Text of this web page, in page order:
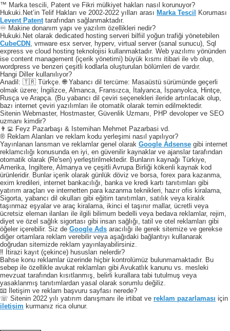
™ Marka tescili, Patent ve Fikri mülkiyet hakları nasıl korunuyor?
Hukuki.Net’in Telif Hakları ve 2002-2022 yılları arası Marka Tescil
Koruması
Levent Patent tarafından sağlanmaktadır.
♾️ Makine donanım yapı ve yazılım özellikleri nedir?
Hukuki.Net olarak dedicated hosting serveri bilfiil yoğun trafiği yönetebilen
CubeCDN
, vmware esx server, hyperv, virtual server (sanal sunucu), Sql
express ve cloud hosting teknolojisi kullanmaktadır. Web yazılımı yönünden
ise content management (içerik yönetimi) büyük kısmı itibari ile vb olup,
wordpress ve benzeri çeşitli kodlarla oluşturulan bölümleri de vardır.
Hangi Diller kullanılıyor?
Anadil: 🇹🇷 Türkçe. 🌐 Yabancı dil tercüme: Masaüstü sürümünde geçerli
olmak üzere; İngilizce, Almanca, Fransızca, İtalyanca, İspanyolca, Hintçe,
Rusça ve Arapça. (Bu yabancı dil çeviri seçenekleri ileride artırılacak olup,
bazı internet çeviri yazılımları ile otomatik olarak temin edilmektedir.
Sitenin Webmaster, Hostmaster, Güvenlik Uzmanı, PHP devoloper ve SEO
uzmanı kimdir?
👨‍💻 Feyz Pazarbaşı & Istemihan Mehmet Pazarbasi vd.
® Reklam Alanları ve reklam kodu yerleşimi nasıl yapılıyor?
Yayınlanan lansman ve reklamlar genel olarak Google Adsense gibi internet
reklamcılığı konusunda en iyi, en güvenilir kaynaklar ve ajanslar tarafından
otomatik olarak (Re'sen) yerleştirilmektedir. Bunların kaynağı Türkiye,
Amerika, Ingiltere, Almanya ve çeşitli Avrupa Birliği kökenli kaynak kod
ürünleridir. Bunlar içerik olarak günlük döviz ve borsa, forex para kazanma,
exim kredileri, internet bankacılığı, banka ve kredi kartı tanıtımları gibi
yatırım araçları ve internetten para kazanma teknikleri, hazır ofis kiralama,
Sigorta, yabancı dil okulları gibi eğitim tanıtımları, satılık veya kiralık
taşınmaz eşyalar ve araç kiralama, ikinci el taşınır mallar, ücretli veya
ücretsiz eleman ilanları ile ilgili bilimum bedelli veya bedava reklamlar, rejim,
diyet ve özel sağlık sigortası gibi insan sağlığı, tatil ve otel reklamları gibi
öğeler içerebilir. Siz de Google Ads aracılığı ile gerek sitemize ve gerekse
diğer ortamlara reklam verebilir veya aşağıdaki bağlantıyı kullanarak
doğrudan sitemizde reklam yayınlayabilirsiniz.
‼️ İtirazi kayıt (çekince) hususları nelerdir?
Bahse konu reklamlar üzerinde hiçbir kontrolümüz bulunmamaktadır. Bu
sebep ile özellikle avukat reklamları gibi Avukatlık kanunu vs. mesleki
mevzuat tarafından kısıtlanmış, belirli kurallara tabi tutulmuş veya
yasaklanmış tanıtımlardan yasal olarak sorumlu değiliz.
📧 İletişim ve reklam başvuru sayfası nerede?
☏ Sitenin 2022 yılı yatırım danışmanı ile irtibat ve reklam pazarlaması için
iletişim kurmanız rica olunur.